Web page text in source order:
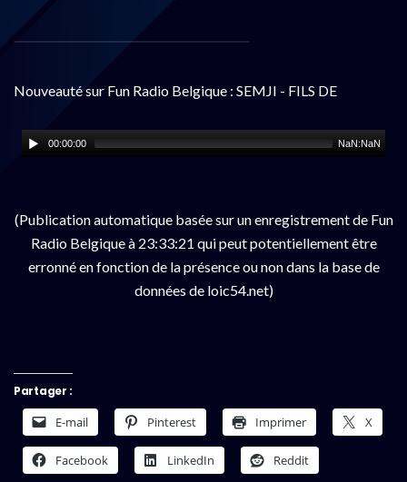
Nouveauté sur Fun Radio Belgique : SEMJI - FILS DE
00:00:00 NaN:NaN
(Publication automatique basée sur un enregistrement de Fun
Radio Belgique à 23:33:21 qui peut potentiellement être
erronné en fonction de la présence ou non dans la base de
données de loic54.net)
Partager :
E-mail Pinterest Imprimer X
Facebook LinkedIn Reddit